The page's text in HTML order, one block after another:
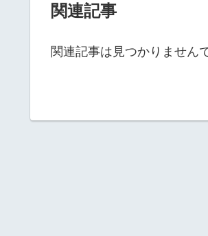
関連記事
関連記事は見つかりません